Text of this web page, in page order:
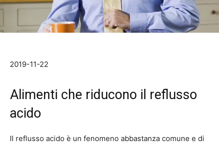
2019-11-22
Alimenti che riducono il reflusso
acido
Il reflusso acido è un fenomeno abbastanza comune e di